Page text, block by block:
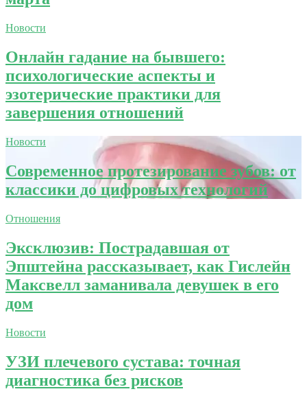
Новости
Онлайн гадание на бывшего:
психологические аспекты и
эзотерические практики для
завершения отношений
Новости
Современное протезирование зубов: от
классики до цифровых технологий
Отношения
Эксклюзив: Пострадавшая от
Эпштейна рассказывает, как Гислейн
Максвелл заманивала девушек в его
дом
Новости
УЗИ плечевого сустава: точная
диагностика без рисков